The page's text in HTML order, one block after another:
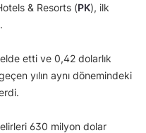
& Resorts (PK), ilk
etti ve 0,42 dolarlık
yılın aynı dönemindeki
630 milyon dolar